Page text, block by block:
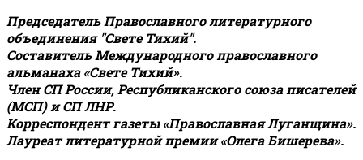
Председатель Православного литературного
объединения "Свете Тихий".
Составитель Международного православного
альманаха «Свете Тихий».
Член СП России, Республиканского союза писателей
(МСП) и СП ЛНР.
Корреспондент газеты «Православная Луганщина».
Лауреат литературной премии «Олега Бишерева».